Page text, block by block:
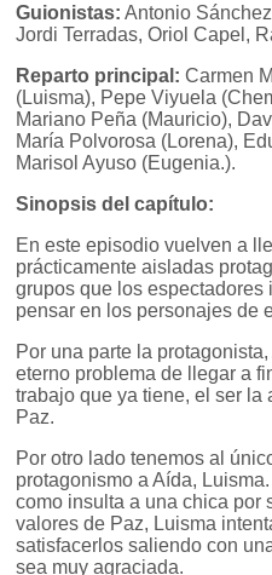
Guionistas: Antonio
Jordi Terradas, Oriol Capel,
Reparto principal: Carmen
(Luisma), Pepe Viyuela
Mariano Peña (Mauricio),
María Polvorosa (Lorena),
Marisol Ayuso (Eugenia.).
Sinopsis del capítulo:
En este episodio vuelven a
prácticamente aisladas
grupos que los espectadores
pensar en los personajes de
Por una parte la
eterno problema de llegar a
trabajo que ya tiene, el ser
Paz.
Por otro lado tenemos al
protagonismo a Aída,
como insulta a una chica por
valores de Paz, Luisma
satisfacerlos saliendo con
sea muy agraciada.